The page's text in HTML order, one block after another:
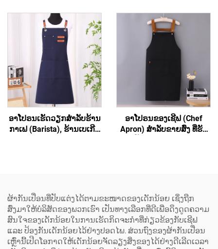
ສາມາດສັ່ງທຳໄດ້ ຖືກ ແລະ
ອິນຊີ
ມີກະເປົາ
ອາໂປຣນເຮັດວຽກສຳລັບຮ້ານ
ກາເຟ (Barista), ຮ້ານເບເກີຣີ່
Back) ປະກອບດ້ວຍເສື້ອຜ້າ
ເປັນສ່ວນປະກອບຂອງ
polyester ແລະ ຜ້າຝ້າ
(Cotton) ສຳລັບທັງຜູ້ຍິງ ແລະ
ຜູ້ຊາຍ
ອາໂປຣນຂອງເຊີຟ (Chef
Apron) ສຳລັບຂາຍສົ່ງ ທີ່ຮັບ
ມີຂະໜາດຍາວຂຶ້ນ
(Extended) ປະກອບດ້ວຍຜ້າ
ແຜ່ນ (Canvas) ສີເຂັ້ມ ເຊັ່ນ:
ສີເຂັ້ມຄືສີກາເຟ (Dark
Coffee) ແລະ ມີລະບົບປັບ
ຂະໜາດໄດ້ (Adjustable)
ຜ້າກັນເປື່ອນທີ່ປັບແຕ່ງໄດ້ຕາມຂະໜາດຂອງເດັກນ້ອຍ ເຊິ່ງຖືກ
ສົ່ງມາໃຫ້ບໍລິສັດຂອງພວກເຮົາ ເປັນທາງເລືອກທີ່ດີເພື່ອດຶງດູດຄວາມ
ສົນໃຈຂອງເດັກນ້ອຍໃນການເຮັດກິດຈະກຳທີ່ກ່ຽວຂ້ອງກັບເຊີຟ
ແລະ ປ້ອງກັນເດັກນ້ອຍໄວ້ຢ່າງປອດໄພ. ສ່ວນຖົງຂອງຜ້າກັນເປື່ອນ
ເຫຼົ່ານີ້ເປີດໂອກາດໃຫ້ເດັກນ້ອຍຈັດລຽງສິ່ງຂອງໄດ້ຢ່າງດີເລີດເວລາ